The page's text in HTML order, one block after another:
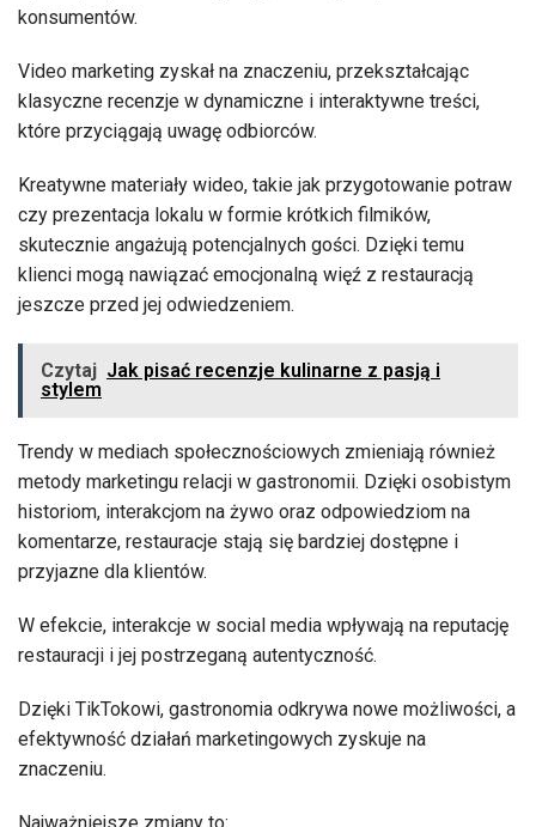
konsumentów.
Video marketing zyskał na znaczeniu, przekształcając
klasyczne recenzje w dynamiczne i interaktywne treści,
które przyciągają uwagę odbiorców.
Kreatywne materiały wideo, takie jak przygotowanie potraw
czy prezentacja lokalu w formie krótkich filmików,
skutecznie angażują potencjalnych gości. Dzięki temu
klienci mogą nawiązać emocjonalną więź z restauracją
jeszcze przed jej odwiedzeniem.
Czytaj Jak pisać recenzje kulinarne z pasją i
stylem
Trendy w mediach społecznościowych zmieniają również
metody marketingu relacji w gastronomii. Dzięki osobistym
historiom, interakcjom na żywo oraz odpowiedziom na
komentarze, restauracje stają się bardziej dostępne i
przyjazne dla klientów.
W efekcie, interakcje w social media wpływają na reputację
restauracji i jej postrzeganą autentyczność.
Dzięki TikTokowi, gastronomia odkrywa nowe możliwości, a
efektywność działań marketingowych zyskuje na
znaczeniu.